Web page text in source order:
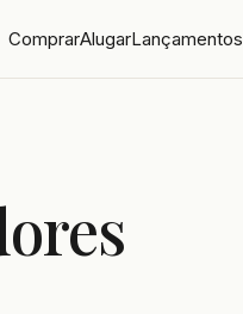
ComprarAlugarLançamentos